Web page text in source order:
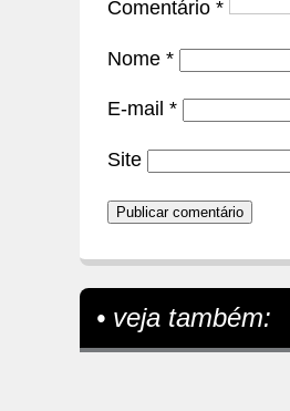
Comentário *
Nome *
E-mail *
Site
• veja também: